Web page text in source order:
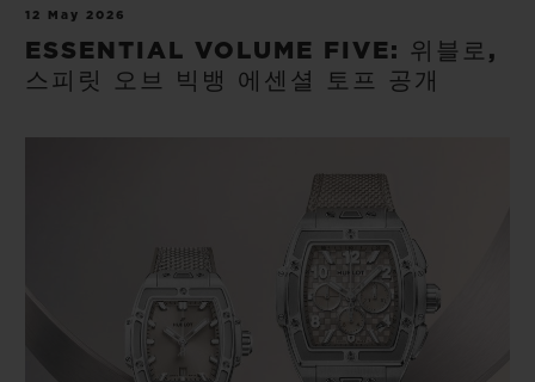
12 May 2026
ESSENTIAL VOLUME FIVE: 위블로,
스피릿 오브 빅뱅 에센셜 토프 공개
신제품
썸머 멀티 컬러 세라믹
빅뱅